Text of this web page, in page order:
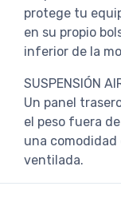
protege tu
en su propio
inferior de la
SUSPENSIÓN
Un panel
el peso fuera
una
ventilada.